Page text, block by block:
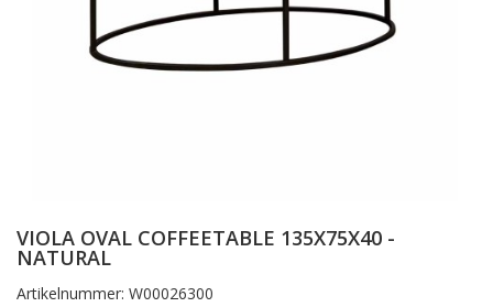
VIOLA OVAL COFFEETABLE 135X75X40 -
NATURAL
Artikelnummer: W00026300